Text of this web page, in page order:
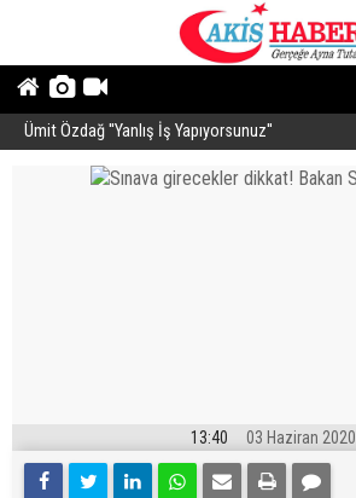
Ümit Özdağ ''Yanlış İş Yapıyorsunuz''
13:40 03 Haziran 2020